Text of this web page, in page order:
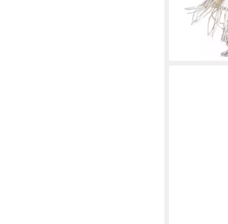
UVP
-25%
lieferbar - in